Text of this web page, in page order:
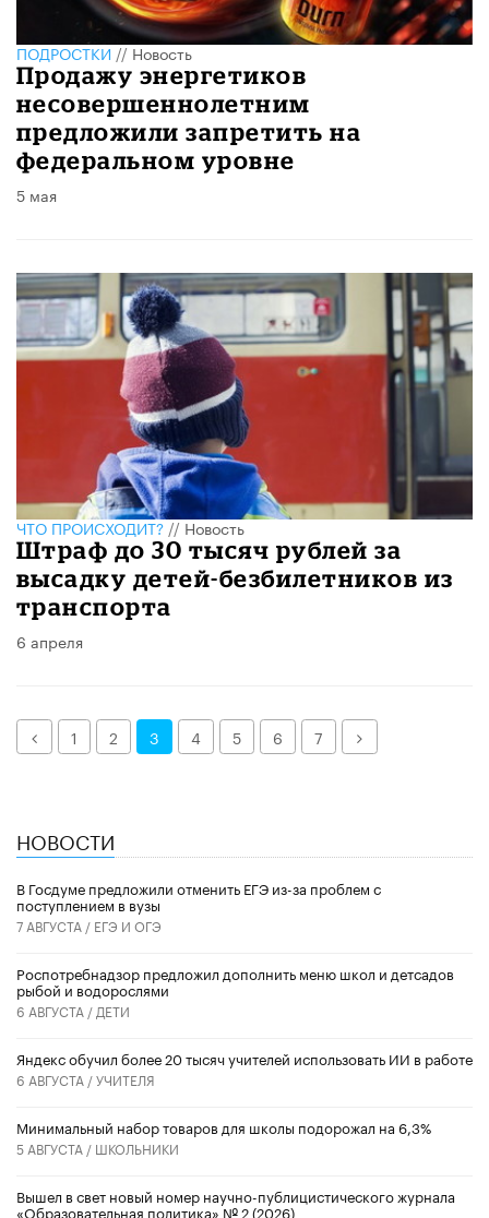
ПОДРОСТКИ//Новость
Продажу энергетиков
несовершеннолетним
предложили запретить на
федеральном уровне
5 мая
ЧТО ПРОИСХОДИТ?//Новость
Штраф до 30 тысяч рублей за
высадку детей-безбилетников из
транспорта
6 апреля
Назад1 2 3 4 5 6 7 Далее
НОВОСТИ
В Госдуме предложили отменить ЕГЭ из-за проблем с
поступлением в вузы
7 АВГУСТА / ЕГЭ И ОГЭ
Роспотребнадзор предложил дополнить меню школ и детсадов
рыбой и водорослями
6 АВГУСТА / ДЕТИ
​Яндекс обучил более 20 тысяч учителей использовать ИИ в работе
6 АВГУСТА /УЧИТЕЛЯ
Минимальный набор товаров для школы подорожал на 6,3%
5 АВГУСТА / ШКОЛЬНИКИ
Вышел в свет новый номер научно-публицистического журнала
«Образовательная политика» № 2 (2026)